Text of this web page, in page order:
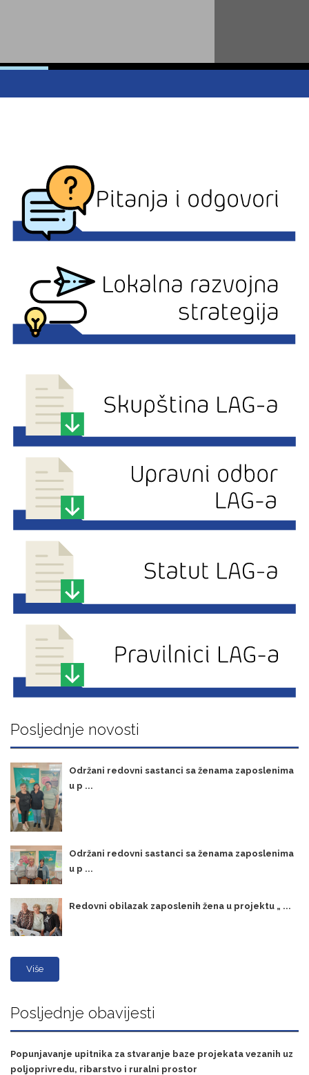
Posljednje novosti
Održani redovni sastanci sa ženama zaposlenima
u p ...
Održani redovni sastanci sa ženama zaposlenima
u p ...
Redovni obilazak zaposlenih žena u projektu „ ...
Više
Posljednje obavijesti
Popunjavanje upitnika za stvaranje baze projekata vezanih uz
poljoprivredu, ribarstvo i ruralni prostor